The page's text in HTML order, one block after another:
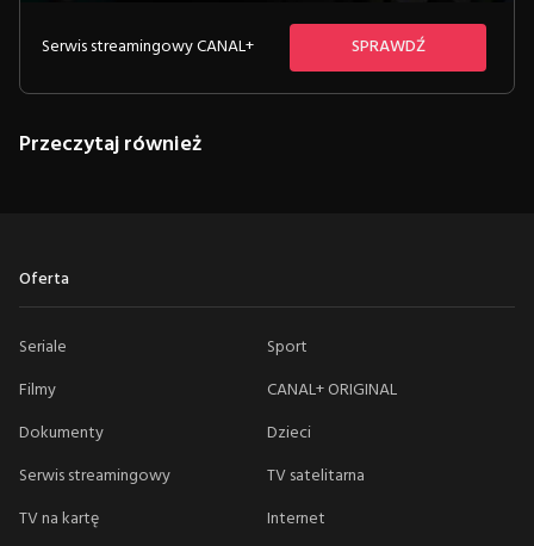
Serwis streamingowy CANAL+ SPRAWDŹ
Przeczytaj również
Oferta
Seriale
Sport
Filmy
CANAL+ ORIGINAL
Dokumenty
Dzieci
Serwis streamingowy
TV satelitarna
TV na kartę
Internet